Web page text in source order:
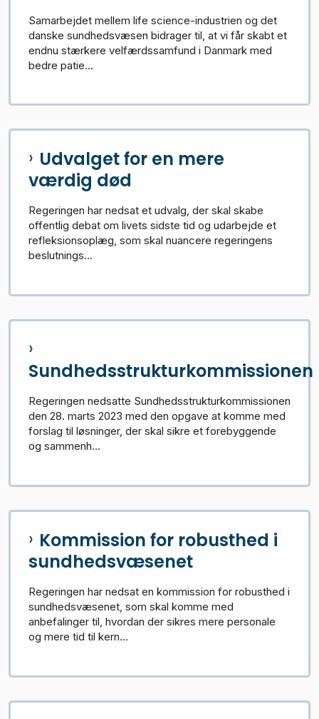
Samarbejdet mellem life science-industrien og det
danske sundhedsvæsen bidrager til, at vi får skabt et
endnu stærkere velfærdssamfund i Danmark med
bedre patie...
Udvalget for en mere
værdig død
Regeringen har nedsat et udvalg, der skal skabe
offentlig debat om livets sidste tid og udarbejde et
refleksionsoplæg, som skal nuancere regeringens
beslutnings...
Sundhedsstrukturkommissionen
Regeringen nedsatte Sundhedsstrukturkommissionen
den 28. marts 2023 med den opgave at komme med
forslag til løsninger, der skal sikre et forebyggende
og sammenh...
Kommission for robusthed i
sundhedsvæsenet
Regeringen har nedsat en kommission for robusthed i
sundhedsvæsenet, som skal komme med
anbefalinger til, hvordan der sikres mere personale
og mere tid til kern...